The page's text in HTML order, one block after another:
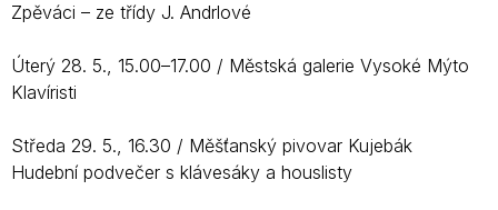
Zpěváci – ze třídy J. Andrlové
Úterý 28. 5., 15.00–17.00 / Městská galerie Vysoké Mýto
Klavíristi
Středa 29. 5., 16.30 / Měšťanský pivovar Kujebák
Hudební podvečer s klávesáky a houslisty